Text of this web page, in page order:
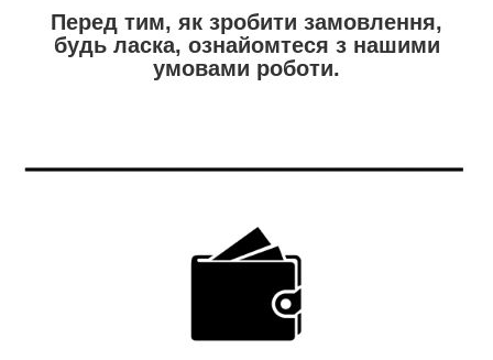
Перед тим, як зробити замовлення,
будь ласка, ознайомтеся з нашими
умовами роботи.